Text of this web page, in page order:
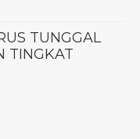
TUNGGAL
TINGKAT